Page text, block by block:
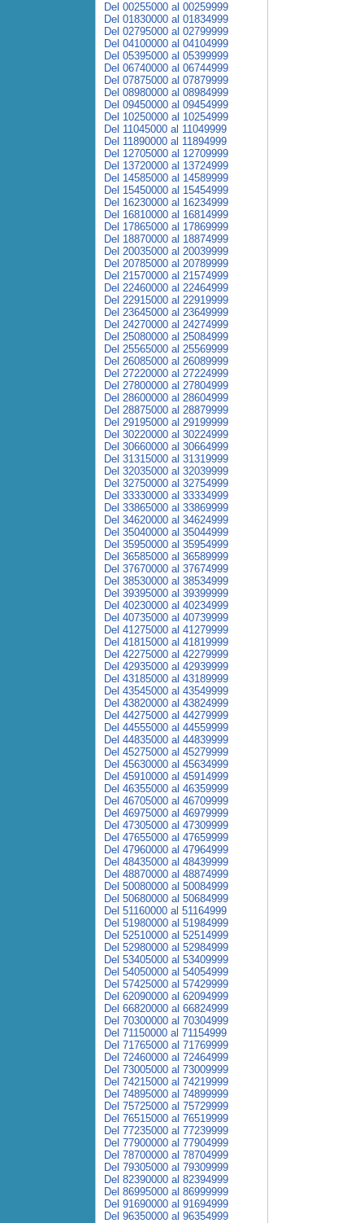
Del 00255000 al 00259999
Del 01830000 al 01834999
Del 02795000 al 02799999
Del 04100000 al 04104999
Del 05395000 al 05399999
Del 06740000 al 06744999
Del 07875000 al 07879999
Del 08980000 al 08984999
Del 09450000 al 09454999
Del 10250000 al 10254999
Del 11045000 al 11049999
Del 11890000 al 11894999
Del 12705000 al 12709999
Del 13720000 al 13724999
Del 14585000 al 14589999
Del 15450000 al 15454999
Del 16230000 al 16234999
Del 16810000 al 16814999
Del 17865000 al 17869999
Del 18870000 al 18874999
Del 20035000 al 20039999
Del 20785000 al 20789999
Del 21570000 al 21574999
Del 22460000 al 22464999
Del 22915000 al 22919999
Del 23645000 al 23649999
Del 24270000 al 24274999
Del 25080000 al 25084999
Del 25565000 al 25569999
Del 26085000 al 26089999
Del 27220000 al 27224999
Del 27800000 al 27804999
Del 28600000 al 28604999
Del 28875000 al 28879999
Del 29195000 al 29199999
Del 30220000 al 30224999
Del 30660000 al 30664999
Del 31315000 al 31319999
Del 32035000 al 32039999
Del 32750000 al 32754999
Del 33330000 al 33334999
Del 33865000 al 33869999
Del 34620000 al 34624999
Del 35040000 al 35044999
Del 35950000 al 35954999
Del 36585000 al 36589999
Del 37670000 al 37674999
Del 38530000 al 38534999
Del 39395000 al 39399999
Del 40230000 al 40234999
Del 40735000 al 40739999
Del 41275000 al 41279999
Del 41815000 al 41819999
Del 42275000 al 42279999
Del 42935000 al 42939999
Del 43185000 al 43189999
Del 43545000 al 43549999
Del 43820000 al 43824999
Del 44275000 al 44279999
Del 44555000 al 44559999
Del 44835000 al 44839999
Del 45275000 al 45279999
Del 45630000 al 45634999
Del 45910000 al 45914999
Del 46355000 al 46359999
Del 46705000 al 46709999
Del 46975000 al 46979999
Del 47305000 al 47309999
Del 47655000 al 47659999
Del 47960000 al 47964999
Del 48435000 al 48439999
Del 48870000 al 48874999
Del 50080000 al 50084999
Del 50680000 al 50684999
Del 51160000 al 51164999
Del 51980000 al 51984999
Del 52510000 al 52514999
Del 52980000 al 52984999
Del 53405000 al 53409999
Del 54050000 al 54054999
Del 57425000 al 57429999
Del 62090000 al 62094999
Del 66820000 al 66824999
Del 70300000 al 70304999
Del 71150000 al 71154999
Del 71765000 al 71769999
Del 72460000 al 72464999
Del 73005000 al 73009999
Del 74215000 al 74219999
Del 74895000 al 74899999
Del 75725000 al 75729999
Del 76515000 al 76519999
Del 77235000 al 77239999
Del 77900000 al 77904999
Del 78700000 al 78704999
Del 79305000 al 79309999
Del 82390000 al 82394999
Del 86995000 al 86999999
Del 91690000 al 91694999
Del 96350000 al 96354999